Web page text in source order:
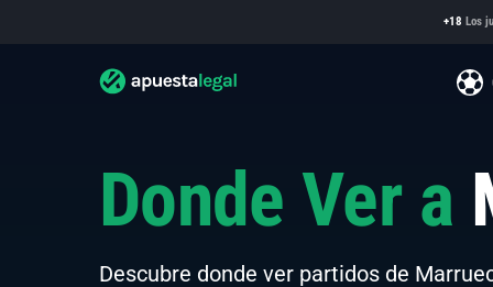
+18 Los
Donde Ver a
Descubre donde ver partidos de